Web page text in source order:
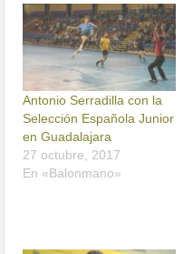
Antonio Serradilla con la
Selección Española Junior
en Guadalajara
27 octubre, 2017
En «Balonmano»